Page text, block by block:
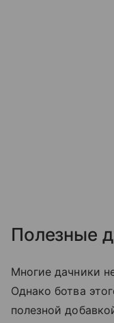
Полезные
Многие дачники
Однако ботва
полезной